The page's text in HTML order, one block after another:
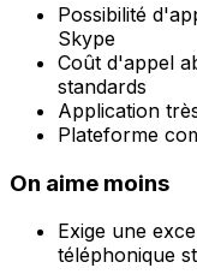
Possibilité
Skype
Coût d'appel
standards
Application
Plateforme
On aime moins
Exige une
téléphonique